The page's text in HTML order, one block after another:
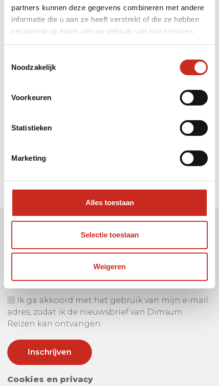
partners kunnen deze gegevens combineren met andere
informatie die u aan ze heeft verstrekt of die ze hebben
verzameld op basis van uw gebruik van hun services.
Noodzakelijk
Voorkeuren
Statistieken
Marketing
Alles toestaan
Selectie toestaan
Weigeren
Liever meteen contact met
Sharon ?
Mail: info@dim-sum.nl
Uw e-mail adres:
Ik ga akkoord met het gebruik van mijn e-mail
adres, zodat ik de nieuwsbrief van Dimsum
Reizen kan ontvangen.
Cookies en privacy